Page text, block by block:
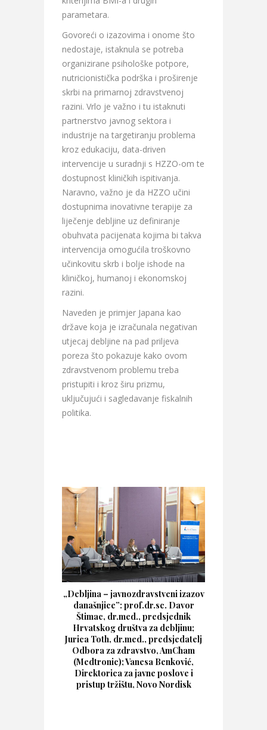
parametara.
Govoreći o izazovima i onome što
nedostaje, istaknula se potreba
organizirane psihološke potpore,
nutricionistička podrška i proširenje
skrbi na primarnoj zdravstvenoj
razini. Vrlo je važno i tu istaknuti
partnerstvo javnog sektora i
industrije na targetiranju problema
kroz edukaciju, data-driven
intervencije u suradnji s HZZO-om te
dostupnost kliničkih ispitivanja.
Naravno, važno je da HZZO učini
dostupnima inovativne terapije za
liječenje debljine uz definiranje
obuhvata pacijenata kojima bi takva
intervencija omogućila troškovno
učinkovitu skrb i bolje ishode na
kliničkoj, humanoj i ekonomskoj
razini.
Naveden je primjer Japana kao
države koja je izračunala negativan
utjecaj debljine na pad priljeva
poreza što pokazuje kako ovom
zdravstvenom problemu treba
pristupiti i kroz širu prizmu,
uključujući i sagledavanje fiskalnih
politika.
„Debljina – javnozdravstveni izazov
današnjice”: prof.dr.sc. Davor
Štimac, dr.med., predsjednik
Hrvatskog društva za debljinu;
Jurica Toth, dr.med., predsjedatelj
Odbora za zdravstvo, AmCham
(Medtronic); Vanesa Benković,
Direktorica za javne poslove i
pristup tržištu, Novo Nordisk